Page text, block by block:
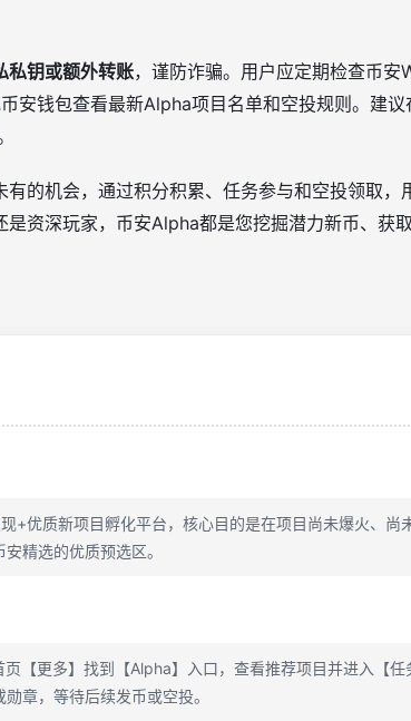
私钥或额外转账，谨防诈骗。用户应定期检查币安
安钱包查看最新Alpha项目名单和空投规则。建
的机会，通过积分积累、任务参与和空投领取，
资深玩家，币安Alpha都是您挖掘潜力新币、获
+优质新项目孵化平台，核心目的是在项目尚未爆火、尚
精选的优质预选区。
【更多】找到【Alpha】入口，查看推荐项目并进入【任
章，等待后续发币或空投。